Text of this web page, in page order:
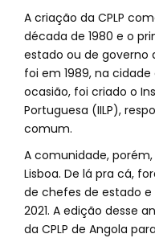
A criação da CPLP
década de 1980 e o
estado ou de governo
foi em 1989, na cidade
ocasião, foi criado o
Portuguesa (IILP),
comum.
A comunidade,
Lisboa. De lá pra cá,
de chefes de estado
2021. A edição desse
da CPLP de Angola